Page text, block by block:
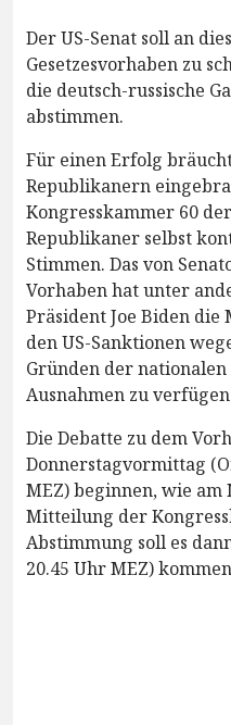
Der US-Senat soll an
Gesetzesvorhaben zu
die deutsch-russische
abstimmen.
Für einen Erfolg
Republikanern
Kongresskammer 60
Republikaner selbst
Stimmen. Das von
Vorhaben hat unter
Präsident Joe Biden
den US-Sanktionen
Gründen der
Ausnahmen zu
Die Debatte zu dem
Donnerstagvormittag
MEZ) beginnen, wie
Mitteilung der
Abstimmung soll es
20.45 Uhr MEZ)